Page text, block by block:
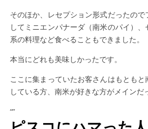
そのほか、レセプション形式だったので
してミニエンパナーダ（南米のパイ）
系の料理など食べることもできました。
本当にどれも美味しかったです。
ここに集まっていたお客さんはもとも
している方、南米が好きな方がメインだ
“”